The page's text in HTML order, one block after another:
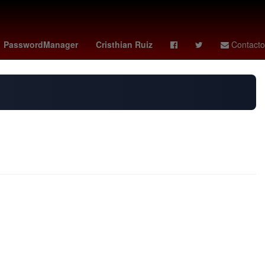
PasswordManager Cristhian Ruiz Contacto
misa domingo de pascua Lewis Hamilton raptors - celtics